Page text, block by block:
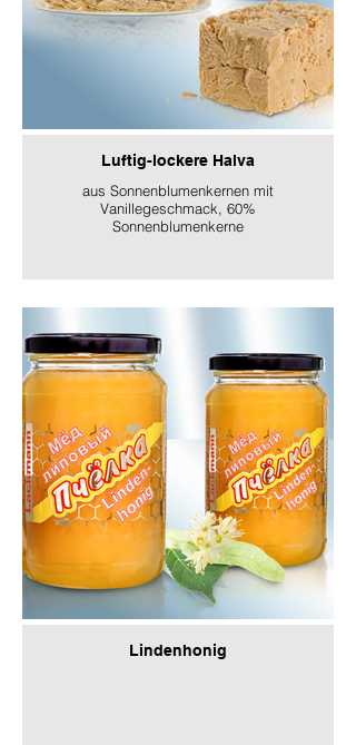
Luftig-lockere Halva
aus Sonnenblumenkernen mit
Vanillegeschmack, 60%
Sonnenblumenkerne
Lindenhonig